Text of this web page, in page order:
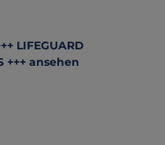
LIFEGUARD
+++ ansehen